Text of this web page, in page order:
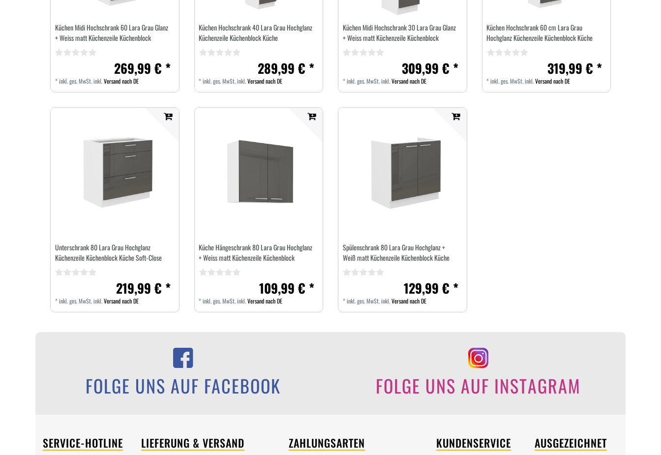
Küchen Midi Hochschrank 60 Lara Grau Glanz
+ Weiss matt Küchenzeile Küchenblock
269,99 € *
*inkl. ges. MwSt.inkl.Versand nach DE
Küchen Hochschrank 40 Lara Grau Hochglanz
Küchenzeile Küchenblock Küche
289,99 € *
*inkl. ges. MwSt.inkl.Versand nach DE
Küchen Midi Hochschrank 30 Lara Grau Glanz
+ Weiss matt Küchenzeile Küchenblock
309,99 € *
*inkl. ges. MwSt.inkl.Versand nach DE
Küchen Hochschrank 60 cm Lara Grau
Hochglanz Küchenzeile Küchenblock Küche
319,99 € *
*inkl. ges. MwSt.inkl.Versand nach DE
Unterschrank 80 Lara Grau Hochglanz
Küchenzeile Küchenblock Küche Soft-Close
219,99 € *
*inkl. ges. MwSt.inkl.Versand nach DE
Küche Hängeschrank 80 Lara Grau Hochglanz
+ Weiss matt Küchenzeile Küchenblock
109,99 € *
*inkl. ges. MwSt.inkl.Versand nach DE
Spülenschrank 80 Lara Grau Hochglanz +
Weiß matt Küchenzeile Küchenblock Küche
129,99 € *
*inkl. ges. MwSt.inkl.Versand nach DE
FOLGE UNS AUF FACEBOOK FOLGE UNS AUF INSTAGRAM
SERVICE-HOTLINE LIEFERUNG & VERSAND ZAHLUNGSARTEN KUNDENSERVICE AUSGEZEICHNET